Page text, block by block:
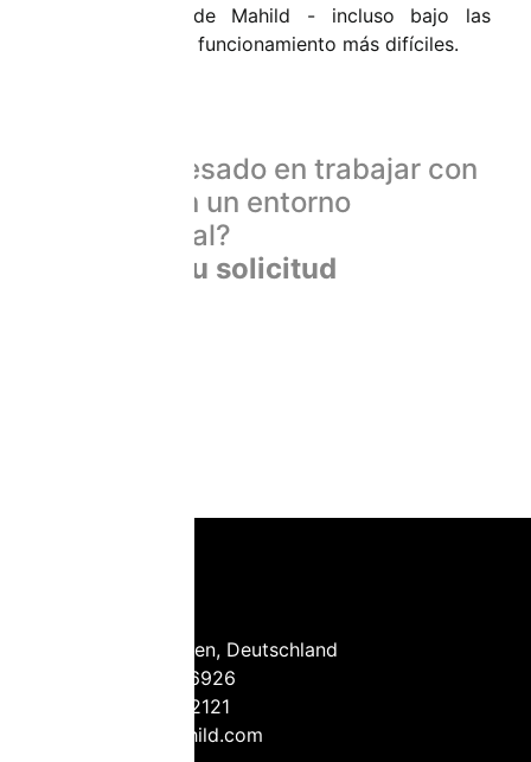
los sistemas de Mahild - incluso bajo las
condiciones de funcionamiento más difíciles.
¿Está interesado en trabajar con
nosotros en un entorno
internacional?
Envíenos su solicitud
D-72622 Nürtingen, Deutschland
+49 7022 66926
Fax: +49 7022 62121
info@mahild.com